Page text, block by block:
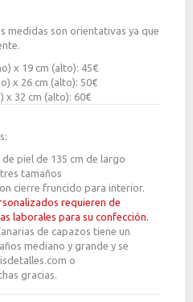
medidas son orientativas ya que
x 19 cm (alto): 45€
26 cm (alto): 50€
32 cm (alto): 60€
piel de 135 cm de largo
tamaños
cierre fruncido para interior.
requieren de
laborales para su confección.
de capazos tiene un
mediano y grande y se
o
gracias.